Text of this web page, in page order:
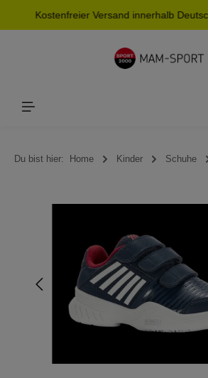
springen
Kostenfreier Versand innerhalb
Du bist hier: Home Kinder Schuhe